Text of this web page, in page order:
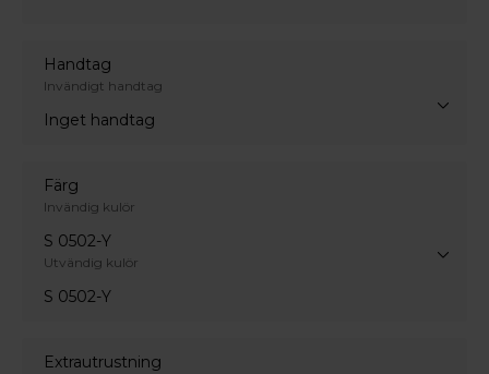
Handtag
Invändigt handtag
Inget handtag
Färg
Invändig kulör
S 0502-Y
Utvändig kulör
S 0502-Y
Extrautrustning